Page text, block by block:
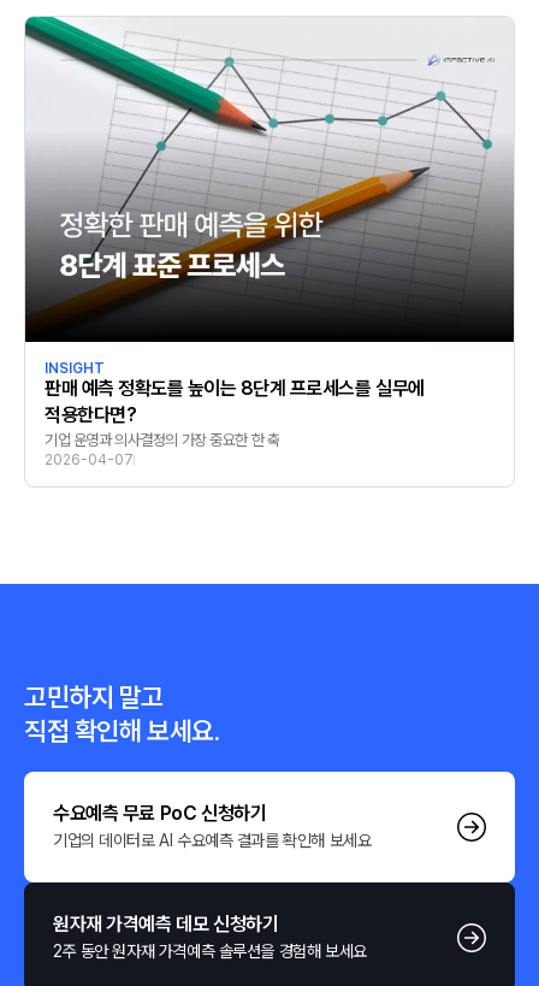
INSIGHT
판매 예측 정확도를 높이는 8단계 프로세스를 실무에
적용한다면?
기업 운영과 의사결정의 가장 중요한 한 축
2026-04-07
고민하지 말고
직접 확인해 보세요.
수요예측 무료 PoC 신청하기
기업의 데이터로 AI 수요예측 결과를 확인해 보세요
원자재 가격예측 데모 신청하기
2주 동안 원자재 가격예측 솔루션을 경험해 보세요